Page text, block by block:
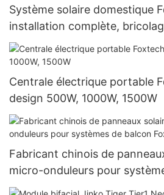
Système solaire domestique
installation complète,
onduleur hors réseau, batterie
Centrale électrique portable
design 500W, 1000W, 1500W
Fabricant chinois de
micro-onduleurs pour
Foxtech